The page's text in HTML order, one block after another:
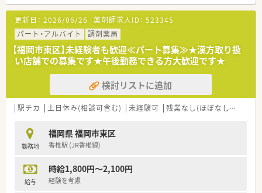
更新日： 2026/06/26 薬剤師求人ID： 523345
パート・アルバイト
調剤薬局
【福岡市東区】未経験者も歓迎≪パート募集≫★漢方取り扱
い店舗での募集です★午後勤務できる方大歓迎です★
検討リストに追加
駅チカ 土日休み(相談可含む) 未経験可 残業なし(ほぼなし含む)
勤務地
福岡県 福岡市東区
香椎駅 (JR香椎線)
給与
時給1,800円～2,100円
経験を考慮